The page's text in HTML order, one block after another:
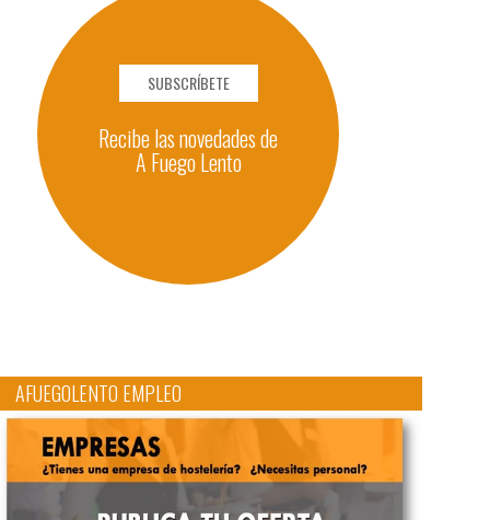
SUBSCRÍBETE
Recibe las novedades de
A Fuego Lento
AFUEGOLENTO EMPLEO